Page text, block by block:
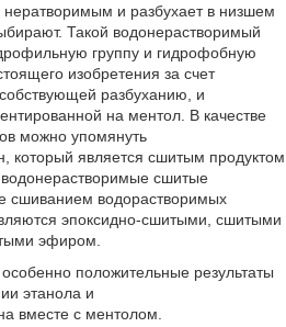
нератворимым и разбухает в низшем
Такой водонерастворимый
группу и гидрофобную
изобретения за счет
разбуханию, и
на ментол. В качестве
можно упомянуть
который является сшитым продуктом
сшитые
сшиванием водорастворимых
эпоксидно-сшитыми, сшитыми
эфиром.
положительные результаты
этанола и
вместе с ментолом.